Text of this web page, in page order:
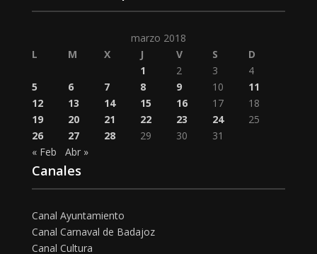
marzo 2018
L
M X J V S
D
1
2 3
4
5
6 7 8 9 10
11
12
13 14 15 16 17
18
19
20 21 22 23 24
25
26
27 28 29 30
31
« Feb
Abr »
Canales
Canal Ayuntamiento
Canal Carnaval de Badajoz
Canal Cultura